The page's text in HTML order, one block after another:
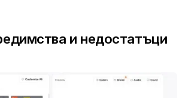
и недостатъци